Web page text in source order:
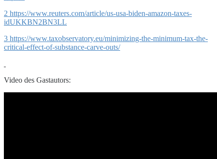
2 https://www.reuters.com/article/us-usa-biden-amazon-taxes-
idUKKBN2BN3LL
3 https://www.taxobservatory.eu/minimizing-the-minimum-tax-the-
critical-effect-of-substance-carve-outs/
Video des Gastautors: